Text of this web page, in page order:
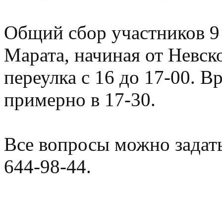
Общий сбор участников
Марата, начиная от
переулка c 16 до 17-00.
примерно в 17-30.
Все вопросы можно
644-98-44.